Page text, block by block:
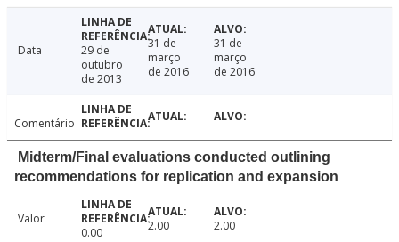
Data
29 de
outubro
de 2013
31 de
março
de 2016
31 de
março
de 2016
Comentário
Midterm/Final evaluations conducted outlining
recommendations for replication and expansion
Valor
0.00
2.00 2.00